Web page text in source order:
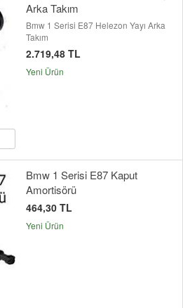
Arka Takım
Bmw 1 Serisi E87 Helezon Yayı Arka
Takım
2.719,48 TL
Yeni Ürün
Bmw 1 Serisi E87 Kaput
Amortisörü
464,30 TL
Yeni Ürün